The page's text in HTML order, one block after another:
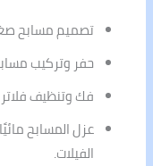
تصميم مسابح
حفر وتركيب
فك وتنظيف
عزل المسابح
الفيلات.